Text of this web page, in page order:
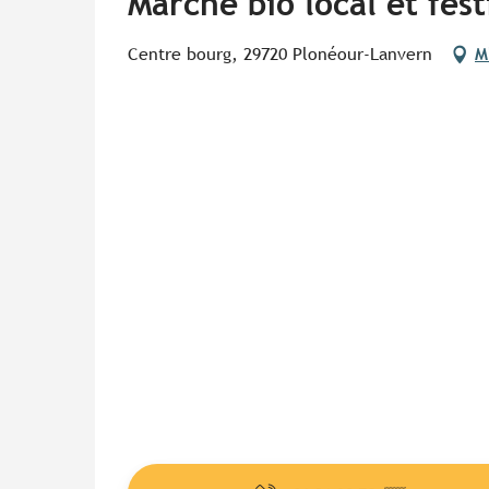
Centre bourg, 29720 Plonéour-Lanvern